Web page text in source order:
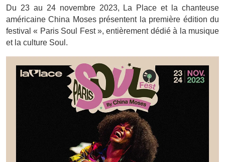
Du 23 au 24 novembre 2023, La Place et la chanteuse
américaine China Moses présentent la première édition du
festival « Paris Soul Fest », entièrement dédié à la musique
et la culture Soul.